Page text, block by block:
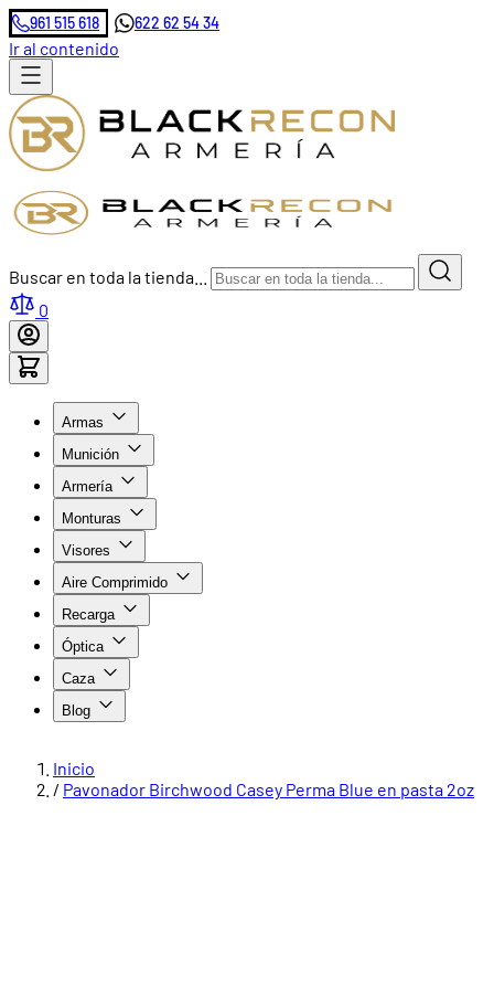
961 515 618 622 62 54 34
Ir al contenido
Buscar en toda la tienda...
0
Armas
Munición
Armería
Monturas
Visores
Aire Comprimido
Recarga
Óptica
Caza
Blog
Inicio
/ Pavonador Birchwood Casey Perma Blue en pasta 2oz